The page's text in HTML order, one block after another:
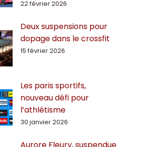
22 février 2026
Deux suspensions pour
dopage dans le crossfit
15 février 2026
Les paris sportifs,
nouveau défi pour
l’athlétisme
30 janvier 2026